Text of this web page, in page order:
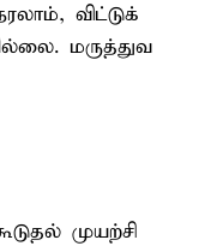
விட்டுக்
மருத்துவ
முயற்சி